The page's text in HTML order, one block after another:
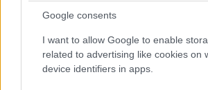
Google consents
I want to allow Google to enable
related to advertising like cookies on
device identifiers in apps.